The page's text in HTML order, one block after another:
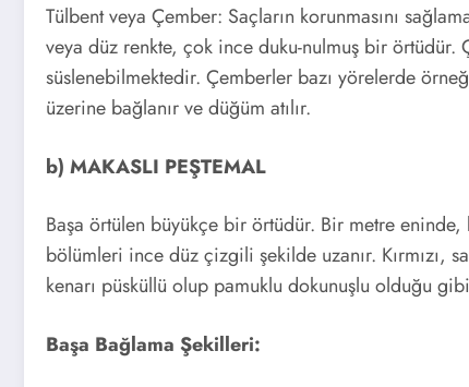
Tülbent veya Çember: Saçların korunmasını
veya düz renkte, çok ince duku-nulmuş bir
süslenebilmektedir. Çemberler bazı yörelerde
üzerine bağlanır ve düğüm atılır.
b) MAKASLI PEŞTEMAL
Başa örtülen büyükçe bir örtüdür. Bir metre
bölümleri ince düz çizgili şekilde uzanır. Kırmızı,
kenarı püsküllü olup pamuklu dokunuşlu olduğu
Başa Bağlama Şekilleri: